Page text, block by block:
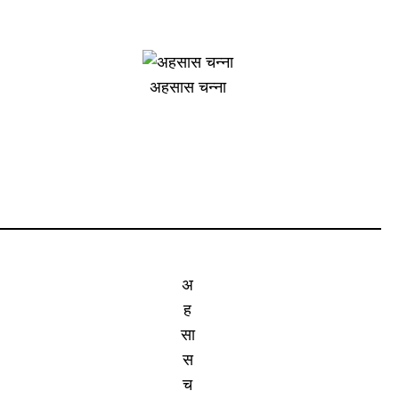
अहसास चन्ना
अ
ह
सा
स
च